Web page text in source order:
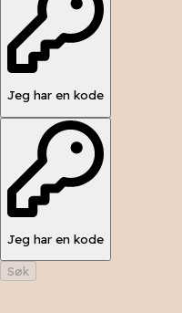
Jeg har en kode
Jeg har en kode
Søk